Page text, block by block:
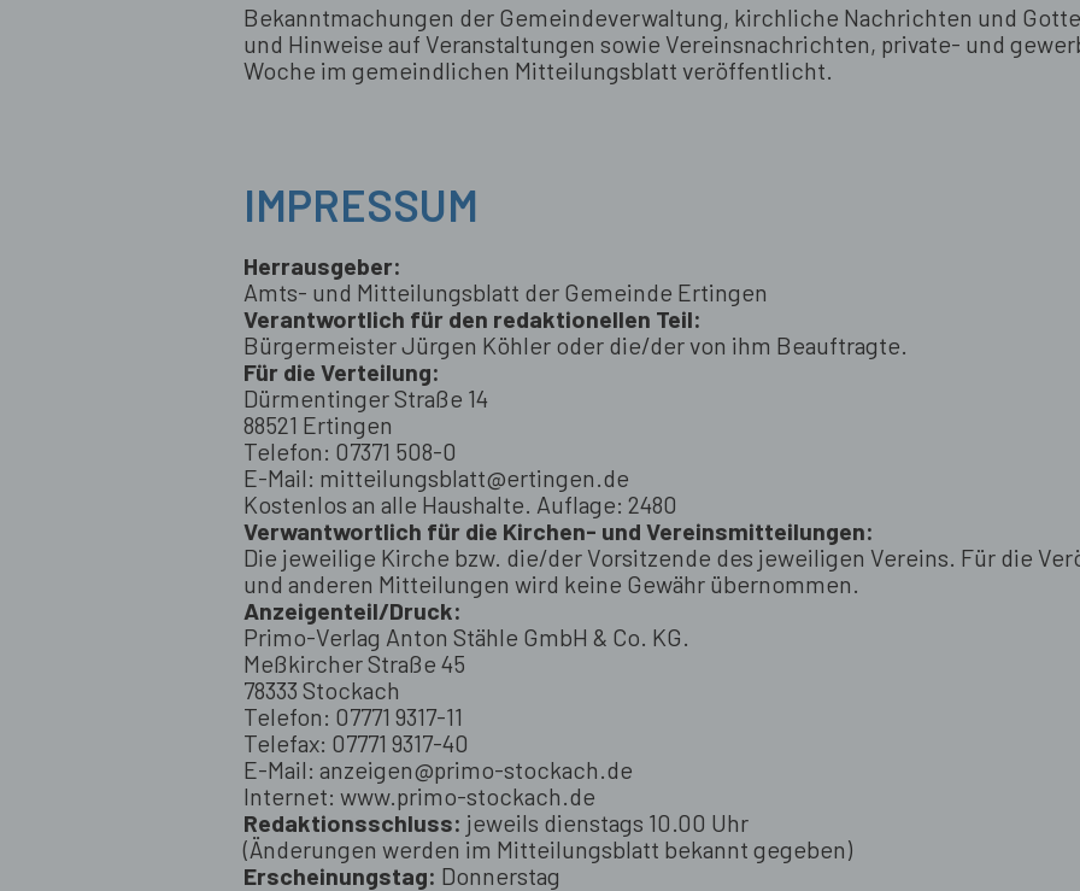
Bekanntmachungen der Gemeindeverwaltung, kirchliche Nachrichten und
und Hinweise auf Veranstaltungen sowie Vereinsnachrichten, private- und
Woche im gemeindlichen Mitteilungsblatt veröffentlicht.
IMPRESSUM
Herrausgeber:
Amts- und Mitteilungsblatt der Gemeinde Ertingen
Verantwortlich für den redaktionellen Teil:
Bürgermeister Jürgen Köhler oder die/der von ihm Beauftragte.
Für die Verteilung:
Dürmentinger Straße 14
88521 Ertingen
Telefon: 07371 508-0
E-Mail: mitteilungsblatt@ertingen.de
Kostenlos an alle Haushalte. Auflage: 2480
Verwantwortlich für die Kirchen- und Vereinsmitteilungen:
Die jeweilige Kirche bzw. die/der Vorsitzende des jeweiligen Vereins. Für die
und anderen Mitteilungen wird keine Gewähr übernommen.
Anzeigenteil/Druck:
Primo-Verlag Anton Stähle GmbH & Co. KG.
Meßkircher Straße 45
78333 Stockach
Telefon: 07771 9317-11
Telefax: 07771 9317-40
E-Mail: anzeigen@primo-stockach.de
Internet: www.primo-stockach.de
Redaktionsschluss: jeweils dienstags 10.00 Uhr
(Änderungen werden im Mitteilungsblatt bekannt gegeben)
Erscheinungstag: Donnerstag